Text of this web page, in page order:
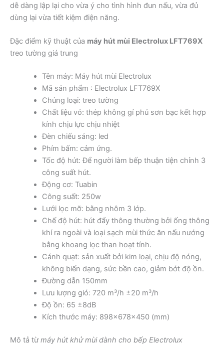
dễ dàng lập lại cho vừa ý cho tình hình đun nấu, vừa đủ
dùng lại vừa tiết kiệm điện năng.
Đặc điểm kỹ thuật của máy hút mùi Electrolux LFT769X
treo tường giá trung
Tên máy: Máy hút mùi Electrolux
Mã sản phẩm : Electrolux LFT769X
Chủng loại: treo tường
Chất liệu vỏ: thép không gỉ phủ sơn bạc kết hợp
kính chịu lực chịu nhiệt
Đèn chiếu sáng: led
Phím bấm: cảm ứng.
Tốc độ hút: Để người làm bếp thuận tiện chỉnh 3
công suất hút.
Động cơ: Tuabin
Công suất: 250w
Lưới lọc mỡ: bằng nhôm 3 lớp.
Chế độ hút: hút đẩy thông thường bởi ống thông
khí ra ngoài và loại sạch mùi thức ăn nấu nướng
bằng khoang lọc than hoạt tính.
Cánh quạt: sản xuất bởi kim loại, chịu độ nóng,
không biến dạng, sức bền cao, giảm bớt độ ồn.
Đường dẫn 150mm
Lưu lượng gió: 720 m³/h ±20 m³/h
Độ ồn: 65 ±8dB
Kích thước máy: 898x678x450 (mm)
Mô tả từmáy hút khử mùi dành cho bếp Electrolux